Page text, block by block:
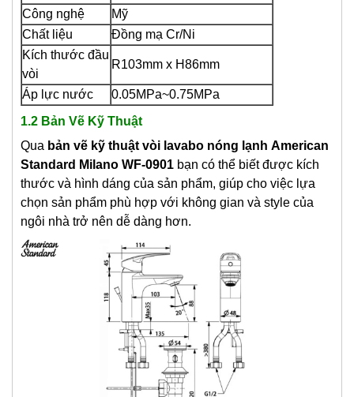
Công nghệ
Mỹ
Chất liệu
Đồng mạ Cr/Ni
Kích thước đầu
vòi
R103mm x H86mm
Áp lực nước
0.05MPa~0.75MPa
1.2 Bản Vẽ Kỹ Thuật
Qua bản vẽ kỹ thuật vòi lavabo nóng lạnh American
Standard Milano WF-0901 bạn có thể biết được kích
thước và hình dáng của sản phẩm, giúp cho việc lựa
chọn sản phẩm phù hợp với không gian và style của
ngôi nhà trở nên dễ dàng hơn.